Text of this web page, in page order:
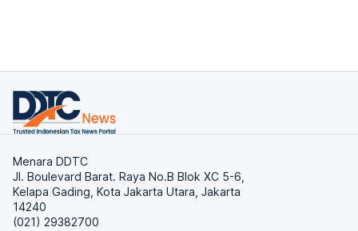
Menara DDTC
Jl. Boulevard Barat. Raya No.B Blok XC 5-6,
Kelapa Gading, Kota Jakarta Utara, Jakarta
14240
(021) 29382700